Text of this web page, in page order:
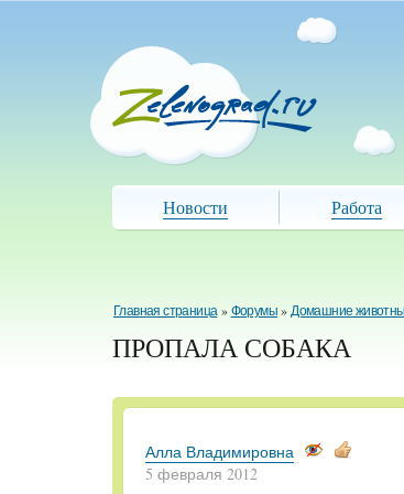
Новости Работа
Главная страница »Форумы» Домашние
ПРОПАЛА СОБАКА
Алла Владимировна
5 февраля 2012